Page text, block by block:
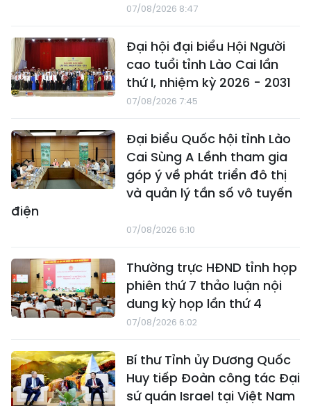
07/08/2026 8:47
Đại hội đại biểu Hội Người
cao tuổi tỉnh Lào Cai lần
thứ I, nhiệm kỳ 2026 - 2031
07/08/2026 7:45
Đại biểu Quốc hội tỉnh Lào
Cai Sùng A Lềnh tham gia
góp ý về phát triển đô thị
và quản lý tần số vô tuyến
điện
07/08/2026 6:10
Thường trực HĐND tỉnh họp
phiên thứ 7 thảo luận nội
dung kỳ họp lần thứ 4
07/08/2026 6:02
Bí thư Tỉnh ủy Dương Quốc
Huy tiếp Đoàn công tác Đại
sứ quán Israel tại Việt Nam